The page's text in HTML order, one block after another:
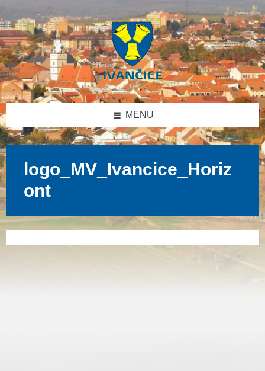
obsah
levý
panel
patičku
MENU
logo_MV_Ivancice_Horiz
ont